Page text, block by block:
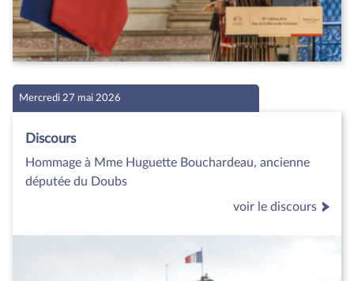
Mercredi 27 mai 2026
Discours
Hommage à Mme Huguette Bouchardeau, ancienne
députée du Doubs
voir le discours